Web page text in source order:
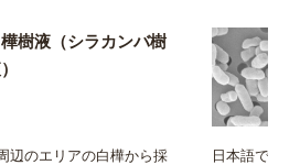
樹液（シラカンバ樹
辺のエリアの白樺から採
日本語では